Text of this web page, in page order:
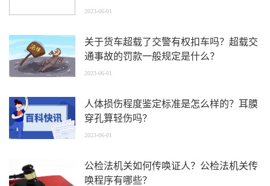
2023-06-01
关于货车超载了交警有权扣车吗？超载交
通事故的罚款一般规定是什么？
2023-06-01
人体损伤程度鉴定标准是怎么样的？耳膜
穿孔算轻伤吗？
2023-06-01
公检法机关如何传唤证人？公检法机关传
唤程序有哪些？